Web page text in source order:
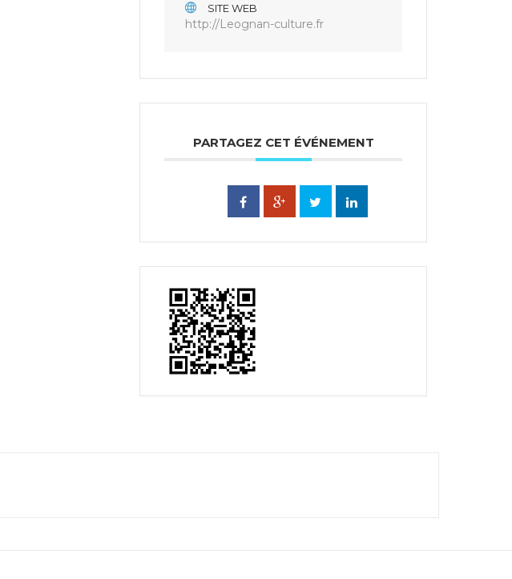
SITE WEB
http://Leognan-culture.fr
PARTAGEZ CET ÉVÉNEMENT